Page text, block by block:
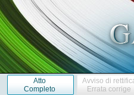
Atto
Completo
Avviso di
Errata corrige